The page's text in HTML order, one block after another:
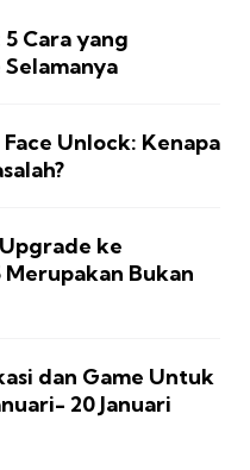
Cara yang
Unlock: Kenapa
ke
Merupakan Bukan
dan Game Untuk
20 Januari